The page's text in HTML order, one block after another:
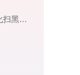
新部署